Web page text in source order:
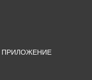
ПРИЛОЖЕНИЕ